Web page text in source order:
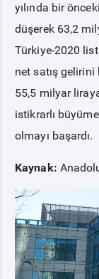
yılında bir
düşerek 63,2
Türkiye-2020
net satış gelirini
55,5 milyar
istikrarlı
olmayı başardı.
Kaynak: